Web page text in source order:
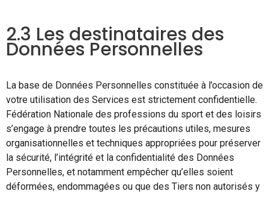
2.3 Les destinataires des
Données Personnelles
La base de Données Personnelles constituée à l’occasion de
votre utilisation des Services est strictement confidentielle.
Fédération Nationale des professions du sport et des loisirs
s’engage à prendre toutes les précautions utiles, mesures
organisationnelles et techniques appropriées pour préserver
la sécurité, l’intégrité et la confidentialité des Données
Personnelles, et notamment empêcher qu’elles soient
déformées, endommagées ou que des Tiers non autorisés y